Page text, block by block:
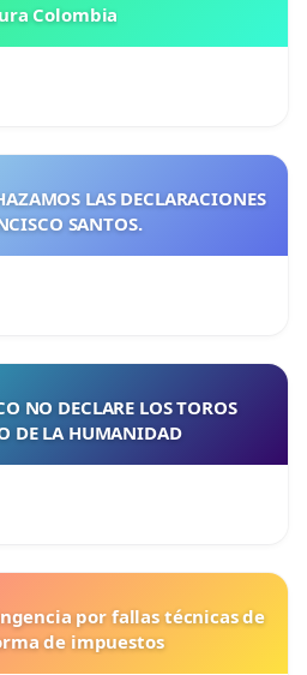
Colombia
LAS DECLARACIONES
SANTOS.
NO DECLARE LOS TOROS
DE LA HUMANIDAD
por fallas técnicas de
de impuestos